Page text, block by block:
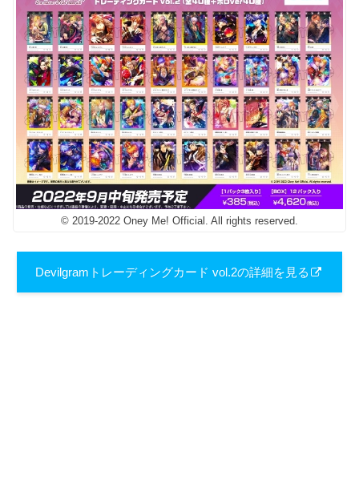
© 2019-2022 Oney Me! Official. All rights reserved.
Devilgramトレーディングカード vol.2の詳細を見る